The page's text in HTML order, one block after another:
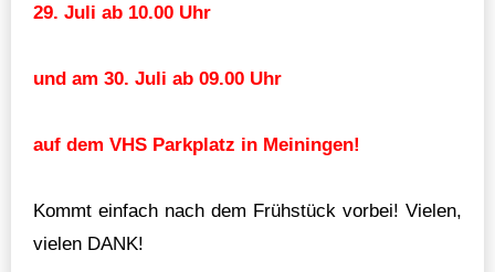
29. Juli ab 10.00 Uhr
und am 30. Juli ab 09.00 Uhr
auf dem VHS Parkplatz in Meiningen!
Kommt einfach nach dem Frühstück vorbei! Vielen,
vielen DANK!